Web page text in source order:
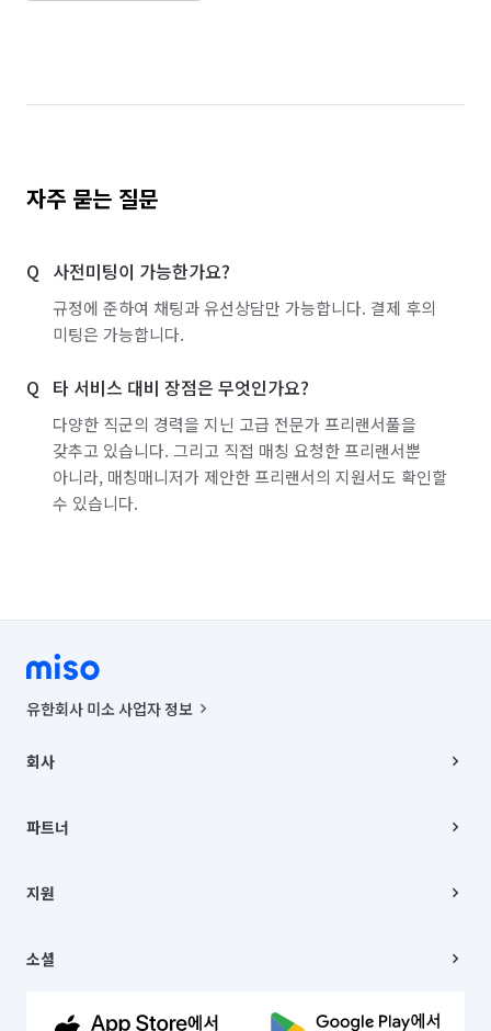
자주 묻는 질문
사전미팅이 가능한가요?
규정에 준하여 채팅과 유선상담만 가능합니다. 결제 후의
미팅은 가능합니다.
타 서비스 대비 장점은 무엇인가요?
다양한 직군의 경력을 지닌 고급 전문가 프리랜서풀을
갖추고 있습니다. 그리고 직접 매칭 요청한 프리랜서뿐
아니라, 매칭매니저가 제안한 프리랜서의 지원서도 확인할
수 있습니다.
유한회사 미소 사업자 정보
00019 |
주소 | 본사: 서울특별시 종로구 율곡로 6(중학동, 트윈트리빌딩) B동 5층
컨택센터 : 서울특별시 종로구 수송동 율곡로 24, 7층, 8층 미소
상품, 상품정보, 거래에 관한 의무와 책임은 거래당사자에게 있습니다.
언론 보도 관련 문의:
© 유한회사 미소. Miso, Inc. All Rights Reserved.
회사
채용
파트너
이사
지원
이용약관
문의하기
소셜
유튜브